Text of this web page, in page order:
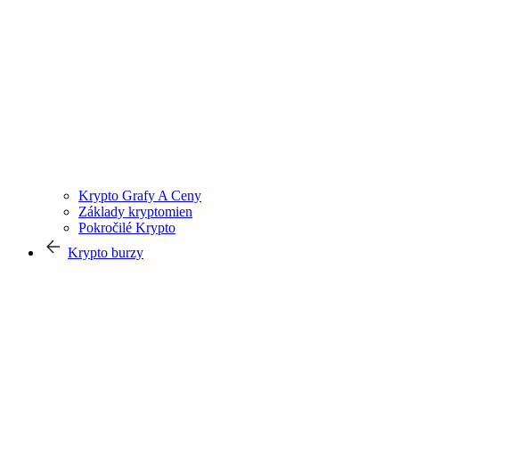
Krypto Grafy A Ceny
Základy kryptomien
Pokročilé Krypto
Krypto burzy